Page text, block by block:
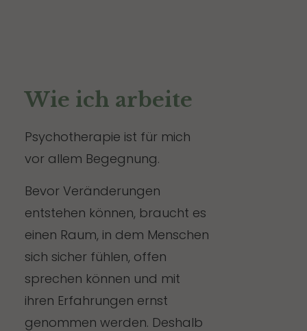
Wie ich arbeite
Psychotherapie ist für mich
vor allem Begegnung.
Bevor Veränderungen
entstehen können, braucht es
einen Raum, in dem Menschen
sich sicher fühlen, offen
sprechen können und mit
ihren Erfahrungen ernst
genommen werden. Deshalb